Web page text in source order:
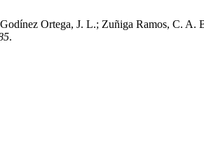
Ortega, J. L.; Zuñiga Ramos, C.
.